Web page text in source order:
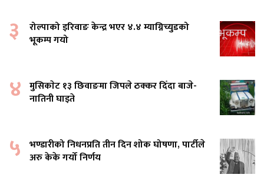
३
रोल्पाको इरिवाङ केन्द्र भएर ४.४ म्याग्निच्युडको
भूकम्प गयो
४ मुसिकाेट १३ छिवाङमा जिपले ठक्कर दिँदा बाजे-
नातिनी घाइते
५ भण्डारीको निधनप्रति तीन दिन शोक घोषणा, पार्टीले
अरु केके गर्यो निर्णय